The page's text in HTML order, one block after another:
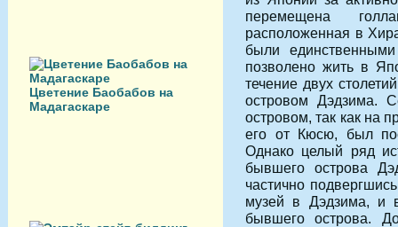
Цветение Баобабов на
Мадагаскаре
перемещена
расположенная в
были
позволено жить в
течение двух
островом Дэдзи­ма.
островом, так как на
его от Кюсю, был
Однако целый ряд
бывшего острова
частично
музей в Дэдзима, и
бывшего острова.